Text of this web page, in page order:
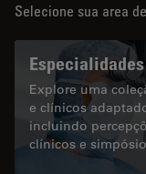
Selecione sua area
Explore uma
e clínicos
incluindo
clínicos e